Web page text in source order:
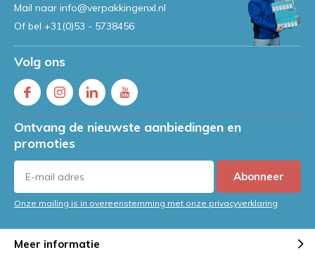
Mail naar info@verpakkingenxl.nl
Of bel +31(0)53 - 5738456
Volg ons
Ontvang de nieuwste aanbiedingen en
promoties
Abonneer
Onze mailing is in overeenstemming met onze privacyverklaring
Meer informatie